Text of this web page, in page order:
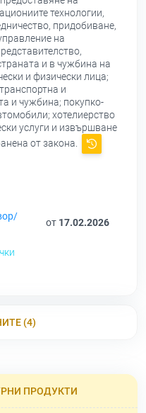
технологии,
придобиване,
на
и в чужбина на
и физически лица;
и
и чужбина; покупко-
хотелиерство
услуги и извършване
от закона.
от 17.02.2026
(4)
ПРОДУКТИ